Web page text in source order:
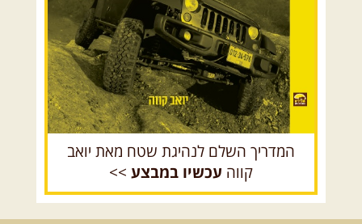
ניפגש בהר אבנון בנקודת התצפית
הכה מיוחדת שבו, שעת דמדומים. ...
08.08.2026 שבת- חדש!
פסגות ומעיינות בגליל הירוק
נתחיל במקום קדוש ומיוחד – נבי
המדריך השלם לנהיגת שטח מאת יואב
קווה עכשיו במבצע >>